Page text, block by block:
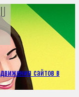
сайтов в